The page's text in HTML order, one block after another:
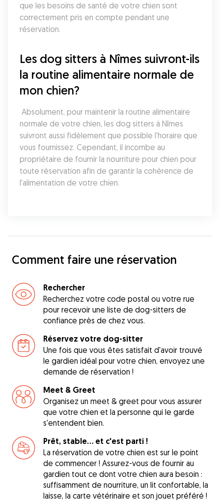
que les besoins de santé de votre chien sont
correctement pris en compte pendant une
réservation.
Les dog sitters à Nîmes suivront-ils
la routine alimentaire normale de
mon chien?
normale de votre chien, les dog sitters à Nîmes
suivront aussi fidèlement que possible l'horaire que
vous fournissez. Cependant, il incombe au
propriétaire de fournir la nourriture pour chien pour
toute réservation afin de garantir la cohérence de
l'alimentation de votre chien.
Comment faire une réservation
Rechercher
Recherchez votre code postal ou votre rue
pour recevoir une liste de dog-sitters de
confiance près de chez vous.
Réservez votre dog-sitter
Une fois que vous êtes satisfait d'avoir trouvé
le gardien idéal pour votre chien, envoyez une
demande de réservation !
Meet & Greet
Organisez un meet & greet pour vous assurer
que votre chien et la personne qui le garde
s'entendent bien.
Prêt, stable... et c'est parti !
La réservation de votre chien est sur le point
de commencer ! Assurez-vous de fournir au
gardien tout ce dont votre chien aura besoin :
suffisamment de nourriture, un lit confortable, la
laisse, la carte vétérinaire et son jouet préféré !